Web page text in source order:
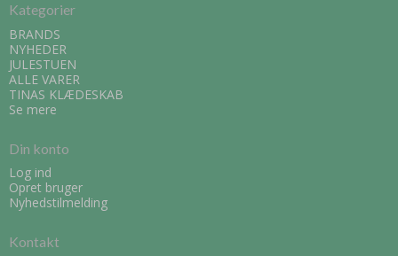
Kategorier
BRANDS
NYHEDER
JULESTUEN
ALLE VARER
TINAS KLÆDESKAB
Se mere
Din konto
Log ind
Opret bruger
Nyhedstilmelding
Kontakt